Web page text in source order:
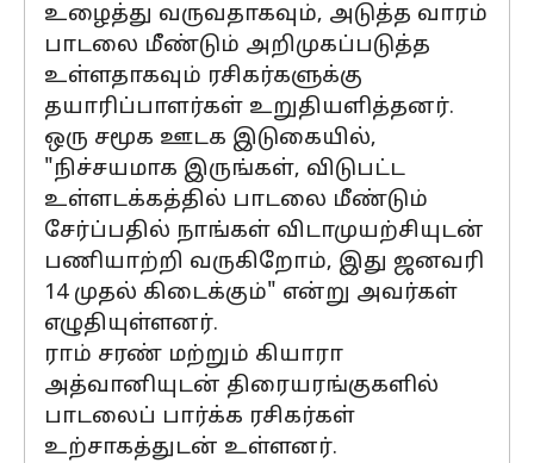
உழைத்து வருவதாகவும், அடுத்த வாரம்
பாடலை மீண்டும் அறிமுகப்படுத்த
உள்ளதாகவும் ரசிகர்களுக்கு
தயாரிப்பாளர்கள் உறுதியளித்தனர்.
ஒரு சமூக ஊடக இடுகையில்,
"நிச்சயமாக இருங்கள், விடுபட்ட
உள்ளடக்கத்தில் பாடலை மீண்டும்
சேர்ப்பதில் நாங்கள் விடாமுயற்சியுடன்
பணியாற்றி வருகிறோம், இது ஜனவரி
14 முதல் கிடைக்கும்" என்று அவர்கள்
எழுதியுள்ளனர்.
ராம் சரண் மற்றும் கியாரா
அத்வானியுடன் திரையரங்குகளில்
பாடலைப் பார்க்க ரசிகர்கள்
உற்சாகத்துடன் உள்ளனர்.